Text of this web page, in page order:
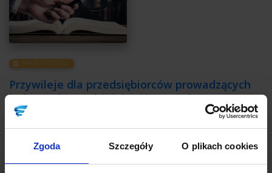
Zgoda Szczegóły O plikach cookies
PRAWO BIZNESU
Przywileje dla przedsiębiorców prowadzących
jednoosobową działalność gospodarczą –
zmiany już w 2020 roku
Druga połowa przyszłego roku przyniesie znaczące zmiany dla
przedsiębiorców prowadzących jednoosobową działalność